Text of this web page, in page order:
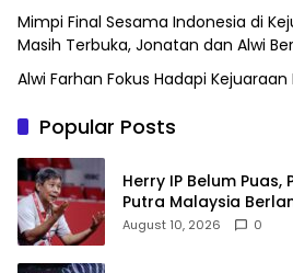
Mimpi Final Sesama Indonesia di
Masih Terbuka, Jonatan dan Alwi
Alwi Farhan Fokus Hadapi
Popular Posts
Herry IP Belum
Putra Malaysia
2028
August 10, 2026 0